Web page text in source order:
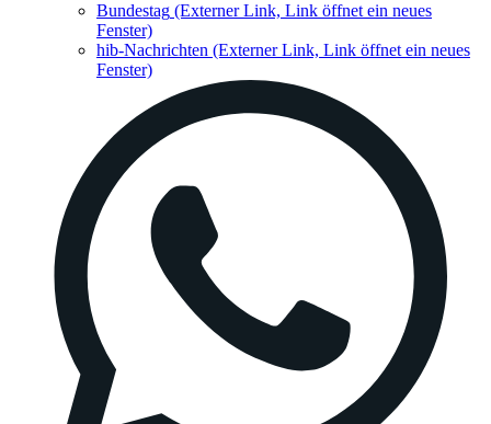
Bundestag (Externer Link, Link öffnet ein neues
Fenster)
hib-Nachrichten (Externer Link, Link öffnet ein neues
Fenster)